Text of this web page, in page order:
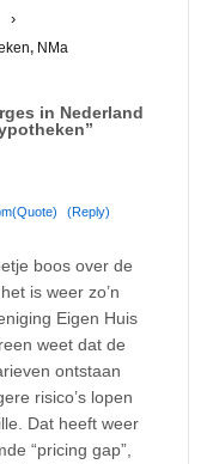
›
, NMa
in Nederland
”
(Quote) (Reply)
boos over de
is weer zo’n
Eigen Huis
weet dat de
ontstaan
risico’s lopen
Dat heeft weer
“pricing gap”,